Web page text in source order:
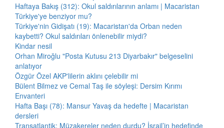
Haftaya Bakış (312): Okul saldırılarının anlamı | Macaristan
Türkiye'ye benziyor mu?
Türkiye'nin Gidişatı (19): Macaristan'da Orban neden
kaybetti? Okul saldırıları önlenebilir miydi?
Kindar nesil
Orhan Miroğlu "Posta Kutusu 213 Diyarbakır" belgeselini
anlatıyor
Özgür Özel AKP'lilerin aklını çelebilir mi
Bülent Bilmez ve Cemal Taş ile söyleşi: Dersim Kırımı
Envanteri
Hafta Başı (78): Mansur Yavaş da hedefte | Macaristan
dersleri
Transatlantik: Müzakereler neden durdu? İsrail’in hedefinde